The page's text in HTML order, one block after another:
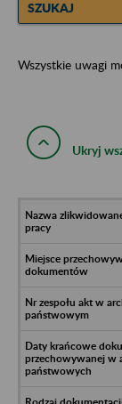
SZUKAJ
Wszystkie uwagi
Ukryj